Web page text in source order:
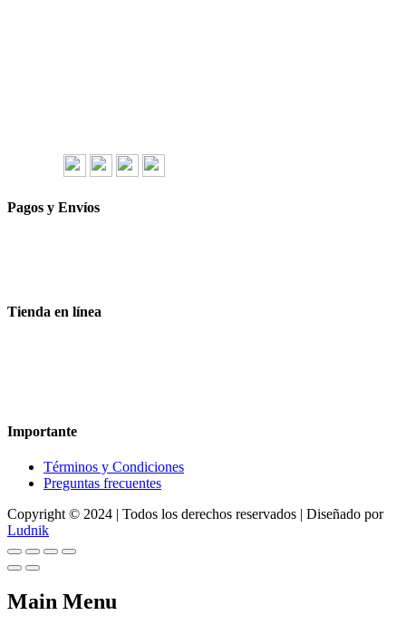
Pagos y Envíos
Tienda en línea
Importante
Términos y Condiciones
Preguntas frecuentes
Copyright © 2024 | Todos los derechos reservados | Diseñado por
Ludnik
Main Menu